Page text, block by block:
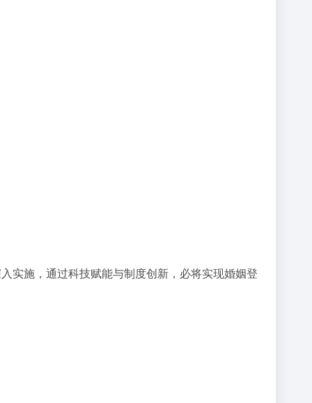
实施，通过科技赋能与制度创新，必将实现婚姻登